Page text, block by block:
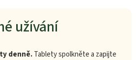
užívání
denně.Tablety spolkněte a zapijte